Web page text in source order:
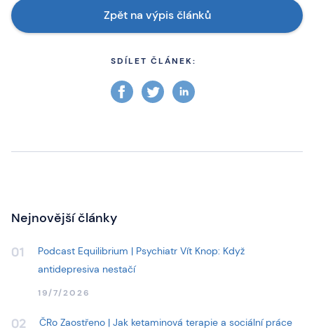
Zpět na výpis článků
SDÍLET ČLÁNEK:
Nejnovější články
01
Podcast Equilibrium | Psychiatr Vít Knop: Když
antidepresiva nestačí
19/7/2026
02
ČRo Zaostřeno | Jak ketaminová terapie a sociální práce